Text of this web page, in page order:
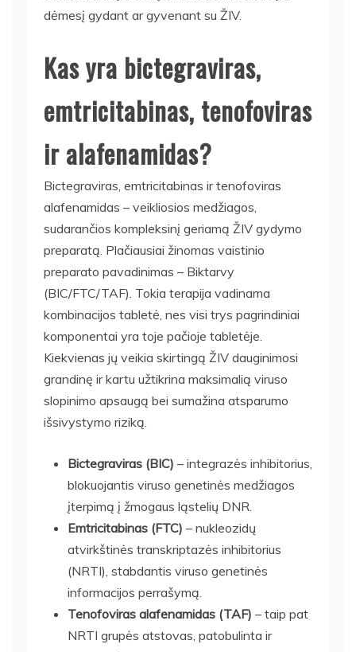
dėmesį gydant ar gyvenant su ŽIV.
Kas yra bictegraviras,
emtricitabinas, tenofoviras
ir alafenamidas?
Bictegraviras, emtricitabinas ir tenofoviras
alafenamidas – veikliosios medžiagos,
sudarančios kompleksinį geriamą ŽIV gydymo
preparatą. Plačiausiai žinomas vaistinio
preparato pavadinimas – Biktarvy
(BIC/FTC/TAF). Tokia terapija vadinama
kombinacijos tabletė, nes visi trys pagrindiniai
komponentai yra toje pačioje tabletėje.
Kiekvienas jų veikia skirtingą ŽIV dauginimosi
grandinę ir kartu užtikrina maksimalią viruso
slopinimo apsaugą bei sumažina atsparumo
išsivystymo riziką.
Bictegraviras (BIC) – integrazės inhibitorius,
blokuojantis viruso genetinės medžiagos
įterpimą į žmogaus ląstelių DNR.
Emtricitabinas (FTC) – nukleozidų
atvirkštinės transkriptazės inhibitorius
(NRTI), stabdantis viruso genetinės
informacijos perrašymą.
Tenofoviras alafenamidas (TAF) – taip pat
NRTI grupės atstovas, patobulinta ir